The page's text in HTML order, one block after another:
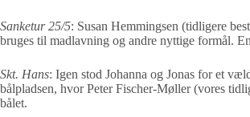
Sanketur 25/5: Susan Hemmingsen (tidligere
bruges til madlavning og andre nyttige formål.
Skt. Hans: Igen stod Johanna og Jonas for et
bålpladsen, hvor Peter Fischer-Møller (vores
bålet.